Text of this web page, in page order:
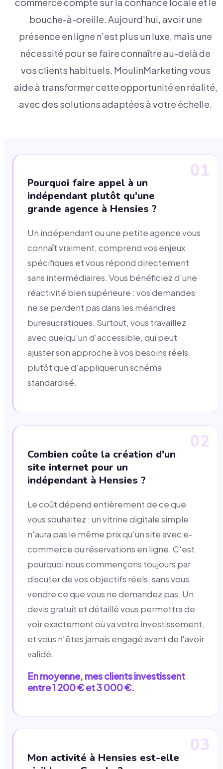
commerce compte sur la confiance locale et le
bouche-à-oreille. Aujourd'hui, avoir une
présence en ligne n'est plus un luxe, mais une
nécessité pour se faire connaître au-delà de
vos clients habituels. MoulinMarketing vous
aide à transformer cette opportunité en réalité,
avec des solutions adaptées à votre échelle.
01
Pourquoi faire appel à un
indépendant plutôt qu'une
grande agence à Hensies ?
Un indépendant ou une petite agence vous
connaît vraiment, comprend vos enjeux
spécifiques et vous répond directement
sans intermédiaires. Vous bénéficiez d'une
réactivité bien supérieure : vos demandes
ne se perdent pas dans les méandres
bureaucratiques. Surtout, vous travaillez
avec quelqu'un d'accessible, qui peut
ajuster son approche à vos besoins réels
plutôt que d'appliquer un schéma
standardisé.
02
Combien coûte la création d'un
site internet pour un
indépendant à Hensies ?
Le coût dépend entièrement de ce que
vous souhaitez : un vitrine digitale simple
n'aura pas le même prix qu'un site avec e-
commerce ou réservations en ligne. C'est
pourquoi nous commençons toujours par
discuter de vos objectifs réels, sans vous
vendre ce que vous ne demandez pas. Un
devis gratuit et détaillé vous permettra de
voir exactement où va votre investissement,
et vous n'êtes jamais engagé avant de l'avoir
validé.
En moyenne, mes clients investissent
entre 1 200 € et 3 000 €.
03
Mon activité à Hensies est-elle